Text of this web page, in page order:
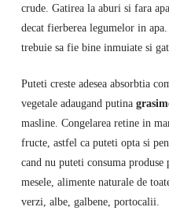
crude. Gatirea la aburi si fara
decat fierberea legumelor in
trebuie sa fie bine inmuiate si
Puteti creste adesea absorbtia
vegetale adaugand putina
masline. Congelarea retine in
fructe, astfel ca puteti opta si
cand nu puteti consuma
mesele, alimente naturale de
verzi, albe, galbene, portocalii.